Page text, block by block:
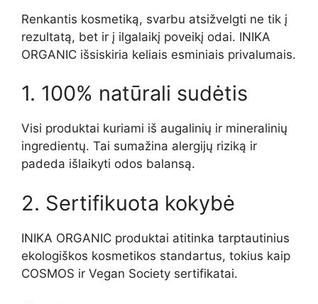
Renkantis kosmetiką, svarbu atsižvelgti ne tik į
rezultatą, bet ir į ilgalaikį poveikį odai. INIKA
ORGANIC išsiskiria keliais esminiais privalumais.
1. 100% natūrali sudėtis
Visi produktai kuriami iš augalinių ir mineralinių
ingredientų. Tai sumažina alergijų riziką ir
padeda išlaikyti odos balansą.
2. Sertifikuota kokybė
INIKA ORGANIC produktai atitinka tarptautinius
ekologiškos kosmetikos standartus, tokius kaip
COSMOS ir Vegan Society sertifikatai.